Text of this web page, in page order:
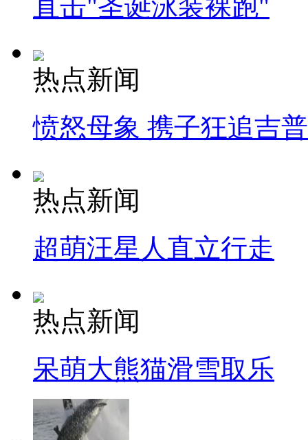
直击"圣诞泳装裸跑"
热点新闻
愤怒母象 携子狂追吉
热点新闻
超萌汪星人直立行走
热点新闻
呆萌大熊猫滑雪取乐